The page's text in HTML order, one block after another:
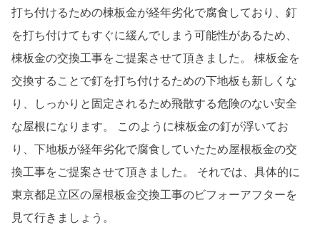
打ち付けるための棟板金が経年劣化で腐食しており、釘
を打ち付けてもすぐに緩んでしまう可能性があるため、
棟板金の交換工事をご提案させて頂きました。 棟板金を
交換することで釘を打ち付けるための下地板も新しくな
り、しっかりと固定されるため飛散する危険のない安全
な屋根になります。 このように棟板金の釘が浮いてお
り、下地板が経年劣化で腐食していたため屋根板金の交
換工事をご提案させて頂きました。 それでは、具体的に
東京都足立区の屋根板金交換工事のビフォーアフターを
見て行きましょう。